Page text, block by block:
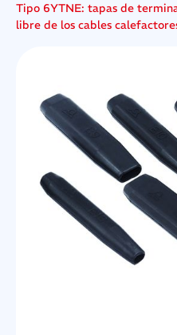
Tipo 6YTNE: tapas de
libre de los cables